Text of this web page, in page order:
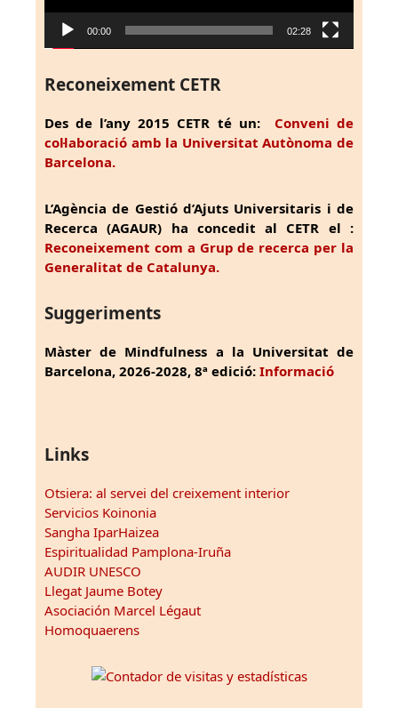
00:00 02:28
Reconeixement CETR
Des de l’any 2015 CETR té un: Conveni de
col·laboració amb la Universitat Autònoma de
Barcelona.
L’Agència de Gestió d’Ajuts Universitaris i de
Recerca (AGAUR) ha concedit al CETR el :
Reconeixement com a Grup de recerca per la
Generalitat de Catalunya.
Suggeriments
Màster de Mindfulness a la Universitat de
Barcelona, 2026-2028, 8ª edició: Informació
Links
Otsiera: al servei del creixement interior
Servicios Koinonia
Sangha IparHaizea
Espiritualidad Pamplona-Iruña
AUDIR UNESCO
Llegat Jaume Botey
Asociación Marcel Légaut
Homoquaerens